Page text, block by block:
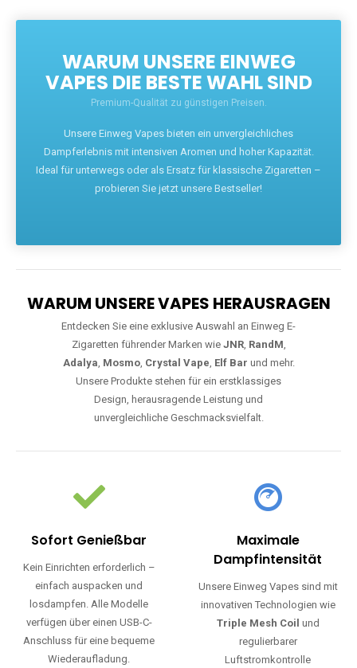
WARUM UNSERE EINWEG
VAPES DIE BESTE WAHL SIND
Premium-Qualität zu günstigen Preisen.
Unsere Einweg Vapes bieten ein unvergleichliches
Dampferlebnis mit intensiven Aromen und hoher Kapazität.
Ideal für unterwegs oder als Ersatz für klassische Zigaretten –
probieren Sie jetzt unsere Bestseller!
WARUM UNSERE VAPES HERAUSRAGEN
Entdecken Sie eine exklusive Auswahl an Einweg E-
Zigaretten führender Marken wie JNR, RandM,
Adalya, Mosmo, Crystal Vape, Elf Bar und mehr.
Unsere Produkte stehen für ein erstklassiges
Design, herausragende Leistung und
unvergleichliche Geschmacksvielfalt.
Sofort Genießbar
Kein Einrichten erforderlich –
einfach auspacken und
losdampfen. Alle Modelle
verfügen über einen USB-C-
Anschluss für eine bequeme
Wiederaufladung.
Maximale
Dampfintensität
Unsere Einweg Vapes sind mit
innovativen Technologien wie
Triple Mesh Coil und
regulierbarer
Luftstromkontrolle